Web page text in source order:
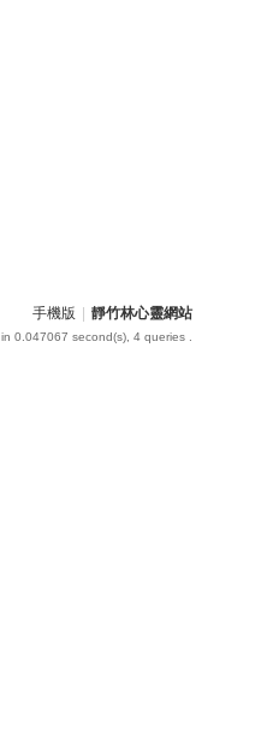
手機版 靜竹林心靈網站
0.047067 second(s), 4 queries .